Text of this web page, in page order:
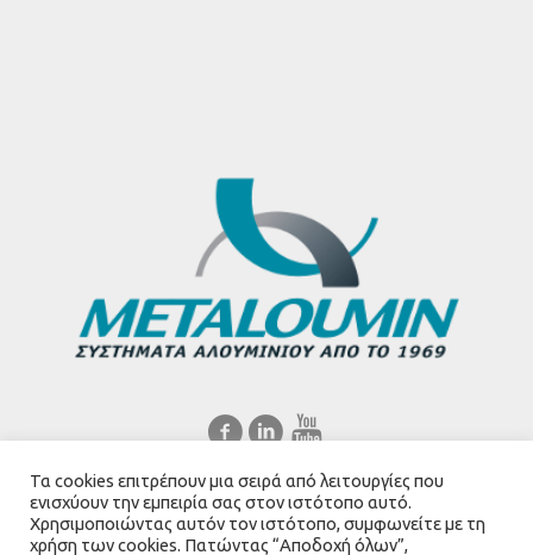
Ελληνικά English
Τα cookies επιτρέπουν μια σειρά από λειτουργίες που
ενισχύουν την εμπειρία σας στον ιστότοπο αυτό.
Χρησιμοποιώντας αυτόν τον ιστότοπο, συμφωνείτε με τη
χρήση των cookies. Πατώντας “Αποδοχή όλων”,